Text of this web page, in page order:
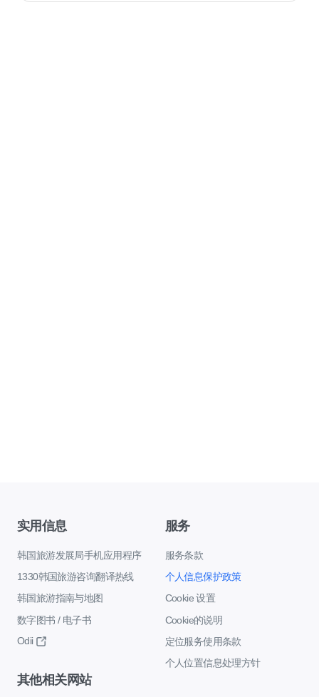
实用信息
韩国旅游发展局手机应用程序
1330韩国旅游咨询翻译热线
韩国旅游指南与地图
数字图书 / 电子书
Odii
服务
服务条款
个人信息保护政策
Cookie 设置
Cookie的说明
定位服务使用条款
个人位置信息处理方针
其他相关网站